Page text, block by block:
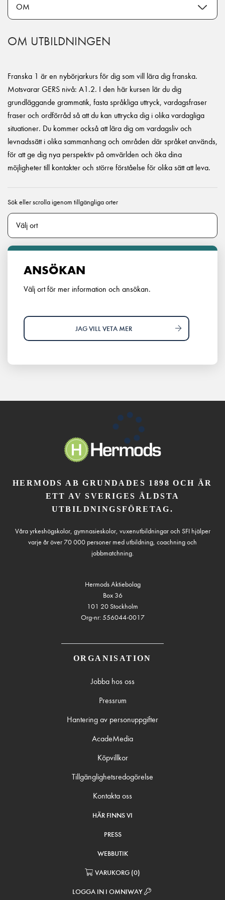
OM UTBILDNINGEN
Franska 1 är en nybörjarkurs för dig som vill lära dig franska.
Motsvarar GERS nivå: A1.2. I den här kursen lär du dig
grundläggande grammatik, fasta språkliga uttryck, vardagsfraser
fraser och ordförråd så att du kan uttrycka dig i olika vardagliga
situationer. Du kommer också att lära dig om vardagsliv och
levnadssätt i olika sammanhang och områden där språket används,
för att ge dig nya perspektiv på omvärlden och öka dina
möjligheter till kontakter och större förståelse för olika sätt att leva.
Sök eller scrolla igenom tillgängliga orter
ANSÖKAN
Välj ort för mer information och ansökan.
JAG VILL VETA MER
HERMODS AB GRUNDADES 1898 OCH ÄR
ETT AV SVERIGES ÄLDSTA
UTBILDNINGSFÖRETAG.
Våra yrkeshögskolor, gymnasieskolor, vuxenutbildningar och SFI hjälper
varje år över 70 000 personer med utbildning, coachning och
jobbmatchning.
Hermods Aktiebolag
Box 36
101 20 Stockholm
Org-nr: 556044-0017
ORGANISATION
Jobba hos oss
Pressrum
Hantering av personuppgifter
AcadeMedia
Köpvillkor
Tillgänglighetsredogörelse
Kontakta oss
HÄR FINNS VI
PRESS
WEBBUTIK
VARUKORG (0)
LOGGA IN I OMNIWAY